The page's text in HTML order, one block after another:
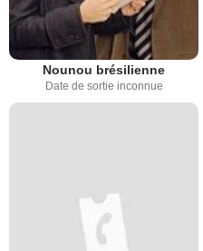
Nounou brésilienne
Date de sortie inconnue